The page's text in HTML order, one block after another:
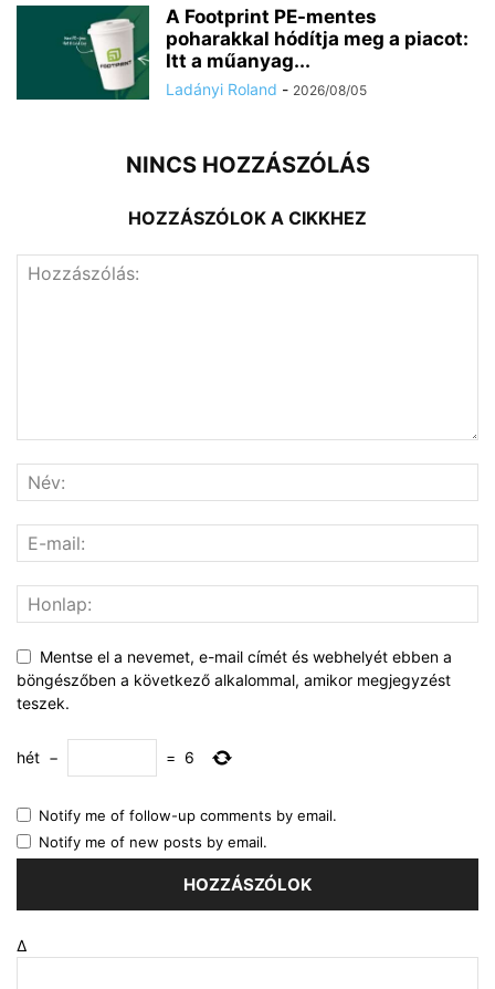
A Footprint PE-mentes
poharakkal hódítja meg a piacot:
Itt a műanyag...
Ladányi Roland - 2026/08/05
NINCS HOZZÁSZÓLÁS
HOZZÁSZÓLOK A CIKKHEZ
Mentse el a nevemet, e-mail címét és webhelyét ebben a
böngészőben a következő alkalommal, amikor megjegyzést
teszek.
hét − = 6
Notify me of follow-up comments by email.
Notify me of new posts by email.
Δ